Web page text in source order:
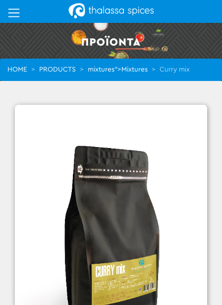
HOME > PRODUCTS > mixtures">Mixtures > Curry mix